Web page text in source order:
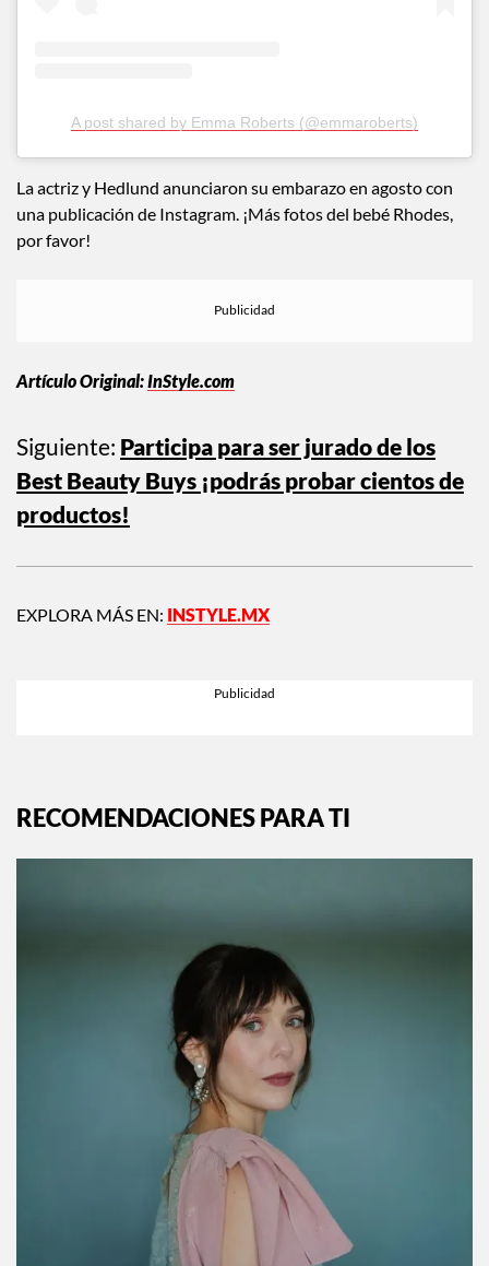
A post shared by Emma Roberts (@emmaroberts)
La actriz y Hedlund anunciaron su embarazo en agosto con
una publicación de Instagram. ¡Más fotos del bebé Rhodes,
por favor!
Artículo Original:InStyle.com
Siguiente: Participa para ser jurado de los
Best Beauty Buys ¡podrás probar cientos de
productos!
EXPLORA MÁS EN: INSTYLE.MX
RECOMENDACIONES PARA TI